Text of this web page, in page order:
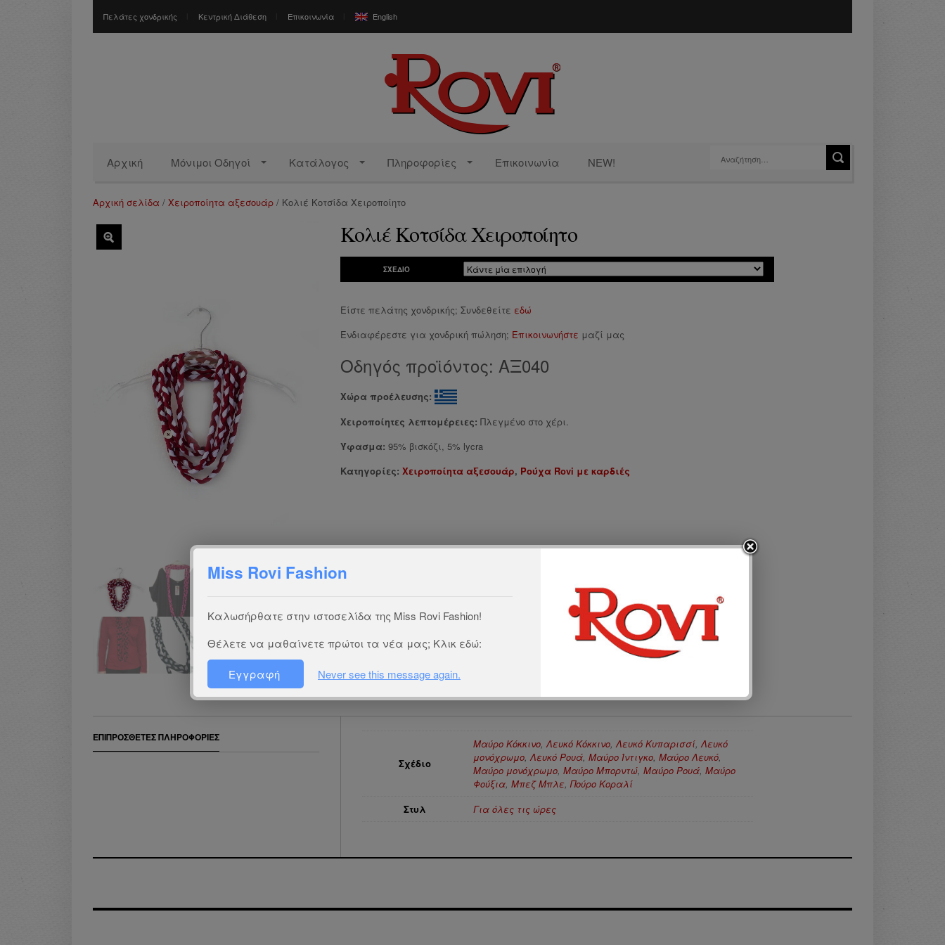
Πελάτες χονδρικής Κεντρική Διάθεση Επικοινωνία English
Αρχική Μόνιμοι Οδηγοί Κατάλογος Πληροφορίες Επικοινωνία NEW!
Αρχική σελίδα / Χειροποίητα αξεσουάρ / Κολιέ Κοτσίδα Χειροποίητο
Κολιέ Κοτσίδα Χειροποίητο
ΣΧΈΔΙΟ
Είστε πελάτης χονδρικής; Συνδεθείτε εδώ
Ενδιαφέρεστε για χονδρική πώληση; Επικοινωνήστε μαζί μας
Οδηγός προϊόντος: ΑΞ040
Χώρα προέλευσης: gr
Χειροποίητες λεπτομέρειες: Πλεγμένο στο χέρι.
Ύφασμα: 95% βισκόζι, 5% lycra
Κατηγορίες: Χειροποίητα αξεσουάρ, Ρούχα Rovi με καρδιές
ΕΠΙΠΡΌΣΘΕΤΕΣ ΠΛΗΡΟΦΟΡΊΕΣ
Σχέδιο
Μαύρο Κόκκινο, Λευκό Κόκκινο, Λευκό Κυπαρισσί, Λευκό
μονόχρωμο, Λευκό Ρουά, Μαύρο Ίντιγκο, Μαύρο Λευκό,
Μαύρο μονόχρωμο, Μαύρο Μπορντώ, Μαύρο Ρουά, Μαύρο
Φούξια, Μπεζ Μπλε, Πούρο Κοραλί
Στυλ
Για όλες τις ώρες
Miss Rovi Fashion
Καλωσήρθατε στην ιστοσελίδα της Miss Rovi Fashion!
Θέλετε να μαθαίνετε πρώτοι τα νέα μας; Κλικ εδώ:
Εγγραφή Never see this message again.